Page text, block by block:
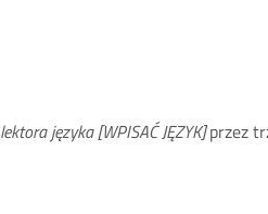
lektora języka [WPISAĆ JĘZYK]przez